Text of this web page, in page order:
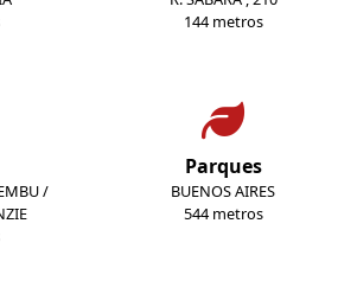
144 metros
/
Parques
BUENOS AIRES
544 metros